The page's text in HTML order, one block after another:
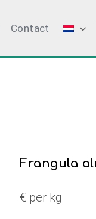
Contact
Frangula
€ per kg